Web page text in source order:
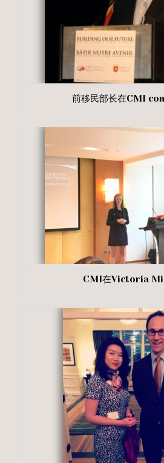
前移民部长在CMI
CMI在Victoria